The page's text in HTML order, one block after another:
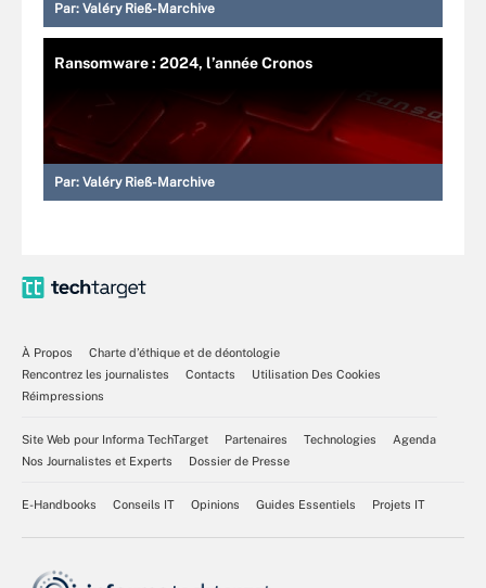
Par: Valéry Rieß-Marchive
Ransomware : 2024, l’année Cronos
Par: Valéry Rieß-Marchive
À Propos
Charte d’éthique et de déontologie
Rencontrez les journalistes
Contacts
Utilisation Des Cookies
Réimpressions
Site Web pour Informa TechTarget Partenaires Technologies
Agenda
Nos Journalistes et Experts
Dossier de Presse
E-Handbooks Conseils IT Opinions Guides Essentiels Projets IT